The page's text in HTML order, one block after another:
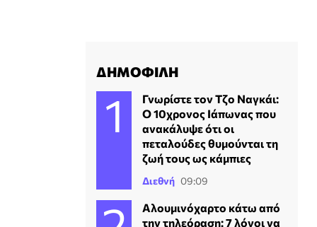
ΔΗΜΟΦΙΛΗ
Γνωρίστε τον Τζο Ναγκάι:
Ο 10χρονος Ιάπωνας που
ανακάλυψε ότι οι
πεταλούδες θυμούνται τη
ζωή τους ως κάμπιες
Διεθνή 09:09
Αλουμινόχαρτο κάτω από
την τηλεόραση: 7 λόγοι να